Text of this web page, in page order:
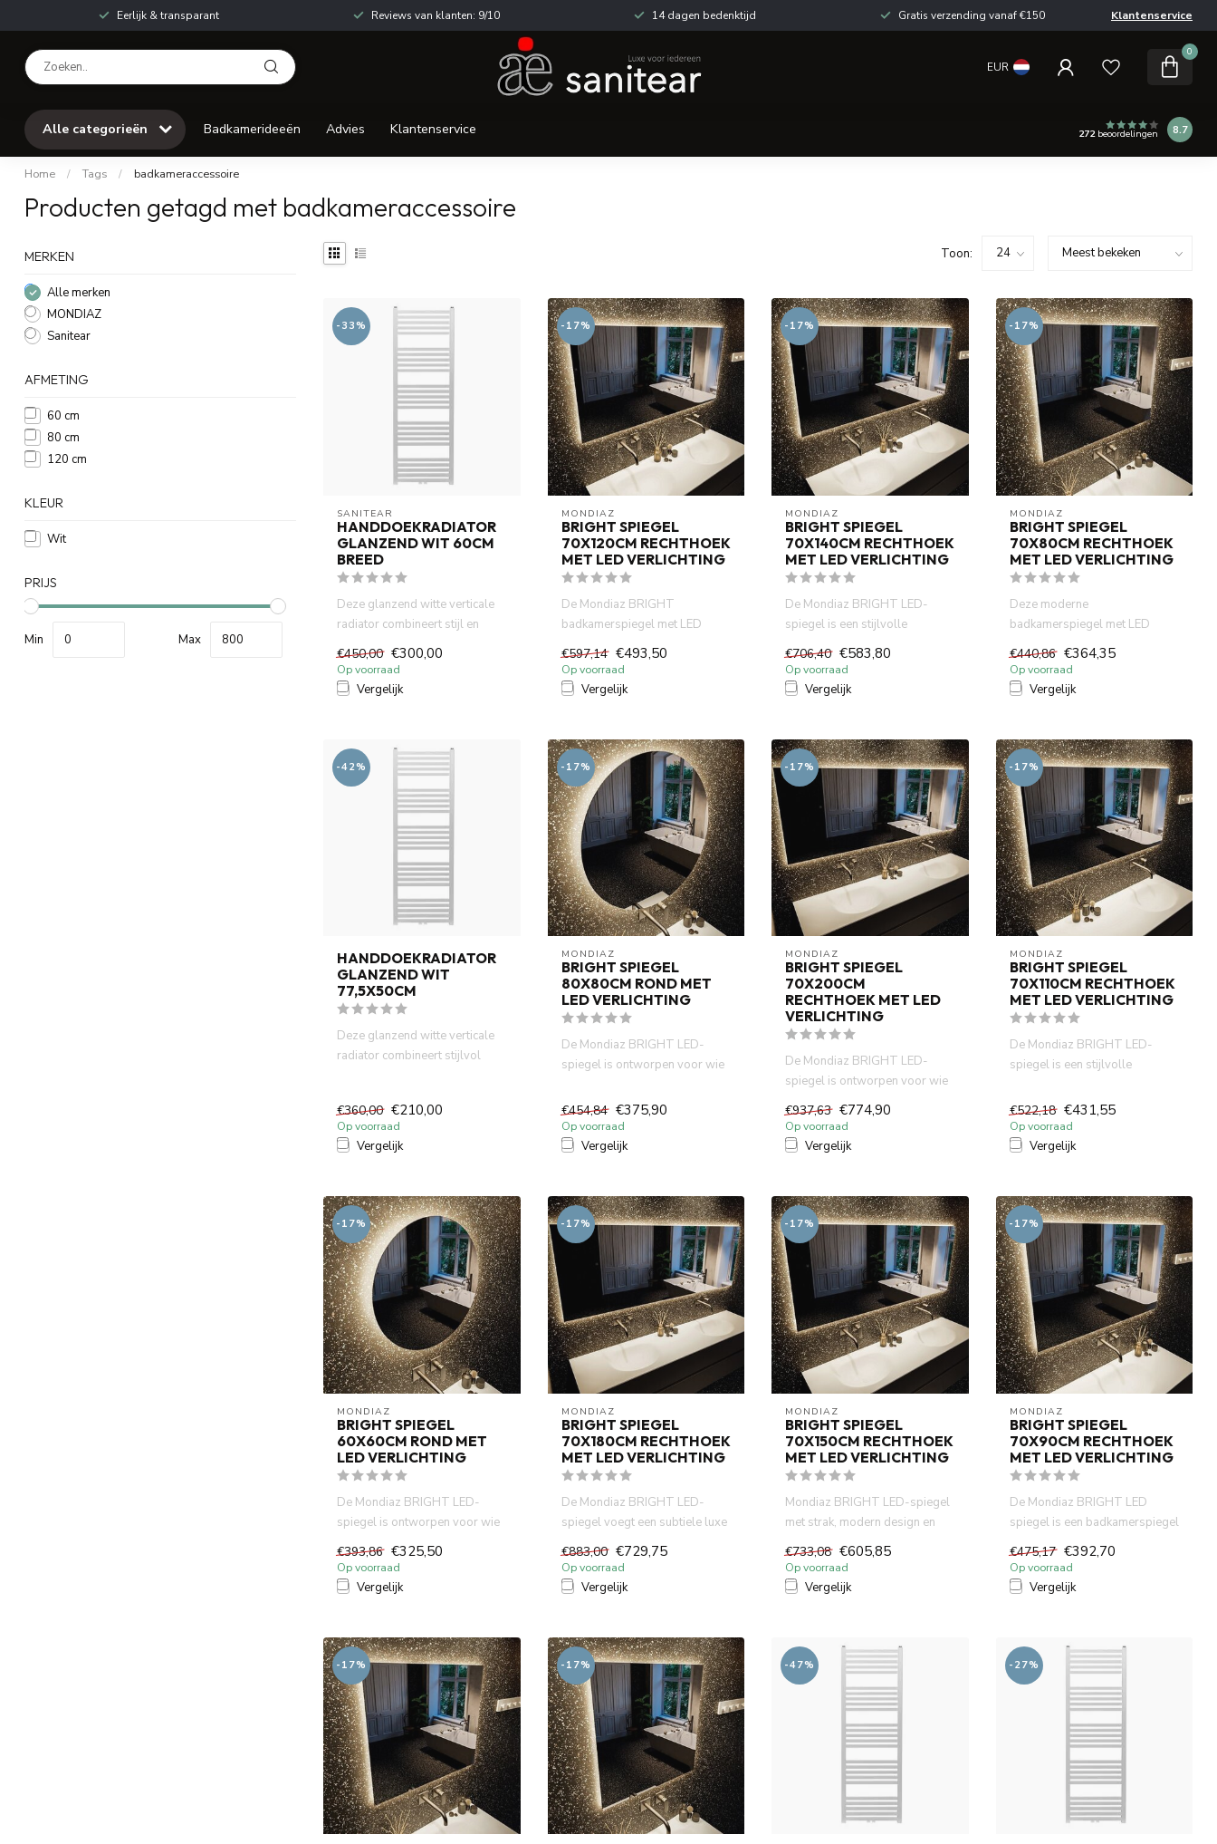
Eerlijk & transparant Reviews van klanten: 9/10 14 dagen bedenktijd Gratis verzending vanaf €150 Klantenservice
EUR
0
Alle categorieën Badkamerideeën Advies Klantenservice 272beoordelingen 8.7
Home / Tags / badkameraccessoire
Producten getagd met badkameraccessoire
MERKEN
Alle merken
MONDIAZ
Sanitear
AFMETING
60 cm
80 cm
120 cm
KLEUR
Wit
PRIJS
Min Max
Toon:
-33%
SANITEAR
HANDDOEKRADIATOR
GLANZEND WIT 60CM
BREED
Deze glanzend witte verticale
radiator combineert stijl en
€450,00 €300,00
Op voorraad
Vergelijk
-17%
MONDIAZ
BRIGHT SPIEGEL
70X120CM RECHTHOEK
MET LED VERLICHTING
De Mondiaz BRIGHT
badkamerspiegel met LED
Rechthoek. He...
€597,14 €493,50
Op voorraad
Vergelijk
-17%
MONDIAZ
BRIGHT SPIEGEL
70X140CM RECHTHOEK
MET LED VERLICHTING
De Mondiaz BRIGHT LED-
spiegel is een stijlvolle
LED-...
€706,40 €583,80
Op voorraad
Vergelijk
-17%
MONDIAZ
BRIGHT SPIEGEL
70X80CM RECHTHOEK
MET LED VERLICHTING
Deze moderne
badkamerspiegel met LED
perfecte combinat...
€440,86 €364,35
Op voorraad
Vergelijk
-42%
HANDDOEKRADIATOR
GLANZEND WIT
77,5X50CM
Deze glanzend witte verticale
radiator combineert stijlvol
€360,00 €210,00
Op voorraad
Vergelijk
-17%
MONDIAZ
BRIGHT SPIEGEL
80X80CM ROND MET
LED VERLICHTING
De Mondiaz BRIGHT LED-
spiegel is ontworpen voor wie
€454,84 €375,90
Op voorraad
Vergelijk
-17%
MONDIAZ
BRIGHT SPIEGEL
70X200CM
RECHTHOEK MET LED
VERLICHTING
De Mondiaz BRIGHT LED-
spiegel is ontworpen voor wie
houdt van eenvoudigheid met ...
€937,63 €774,90
Op voorraad
Vergelijk
-17%
MONDIAZ
BRIGHT SPIEGEL
70X110CM RECHTHOEK
MET LED VERLICHTING
De Mondiaz BRIGHT LED-
spiegel is een stijlvolle
LED-...
€522,18 €431,55
Op voorraad
Vergelijk
-17%
MONDIAZ
BRIGHT SPIEGEL
60X60CM ROND MET
LED VERLICHTING
De Mondiaz BRIGHT LED-
spiegel is ontworpen voor wie
€393,86 €325,50
Op voorraad
Vergelijk
-17%
MONDIAZ
BRIGHT SPIEGEL
70X180CM RECHTHOEK
MET LED VERLICHTING
De Mondiaz BRIGHT LED-
spiegel voegt een subtiele luxe
€883,00 €729,75
Op voorraad
Vergelijk
-17%
MONDIAZ
BRIGHT SPIEGEL
70X150CM RECHTHOEK
MET LED VERLICHTING
Mondiaz BRIGHT LED-spiegel
met strak, modern design en
€733,08 €605,85
Op voorraad
Vergelijk
-17%
MONDIAZ
BRIGHT SPIEGEL
70X90CM RECHTHOEK
MET LED VERLICHTING
De Mondiaz BRIGHT LED
spiegel is een badkamerspiegel
€475,17 €392,70
Op voorraad
Vergelijk
-17% -17% -47% -27%